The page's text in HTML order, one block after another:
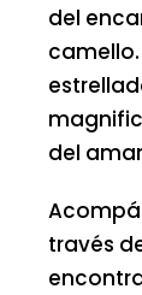
del
del
través